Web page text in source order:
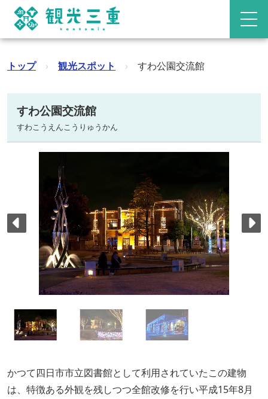
トップ › 観光スポット › すわ公園交流館
すわ公園交流館
すわこうえんこうりゅうかん
かつて四日市市立図書館として利用されていたこの建物
は、特徴ある外観を残しつつ全館改修を行い平成15年8月